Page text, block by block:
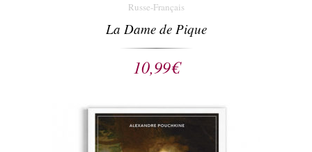
Russe-Français
La Dame de Pique
10,99€